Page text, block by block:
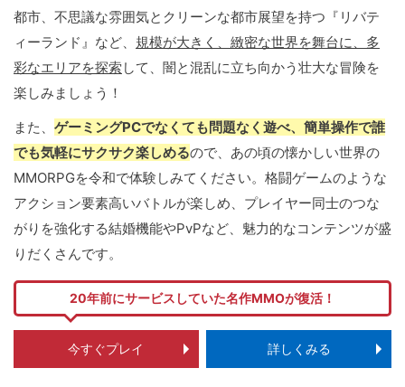
都市、不思議な雰囲気とクリーンな都市展望を持つ『リバテ
ィーランド』など、 規模が大きく、緻密な世界を舞台に、多
彩なエリアを探索して、闇と混乱に立ち向かう壮大な冒険を
楽しみましょう！
また、 ゲーミングPCでなくても問題なく遊べ、簡単操作で誰
でも気軽にサクサク楽しめるので、あの頃の懐かしい世界の
MMORPGを令和で体験しみてください。格闘ゲームのような
アクション要素高いバトルが楽しめ、プレイヤー同士のつな
がりを強化する結婚機能やPvPなど、魅力的なコンテンツが盛
りだくさんです。
20年前にサービスしていた名作MMOが復活！
今すぐプレイ 詳しくみる